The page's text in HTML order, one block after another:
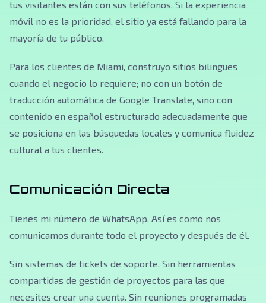
tus visitantes están con sus teléfonos. Si la experiencia
móvil no es la prioridad, el sitio ya está fallando para la
mayoría de tu público.
Para los clientes de Miami, construyo sitios bilingües
cuando el negocio lo requiere; no con un botón de
traducción automática de Google Translate, sino con
contenido en español estructurado adecuadamente que
se posiciona en las búsquedas locales y comunica fluidez
cultural a tus clientes.
Comunicación Directa
Tienes mi número de WhatsApp. Así es como nos
comunicamos durante todo el proyecto y después de él.
Sin sistemas de tickets de soporte. Sin herramientas
compartidas de gestión de proyectos para las que
necesites crear una cuenta. Sin reuniones programadas